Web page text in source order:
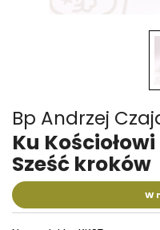
Bp Andrzej
Ku
Sześć kroków
W